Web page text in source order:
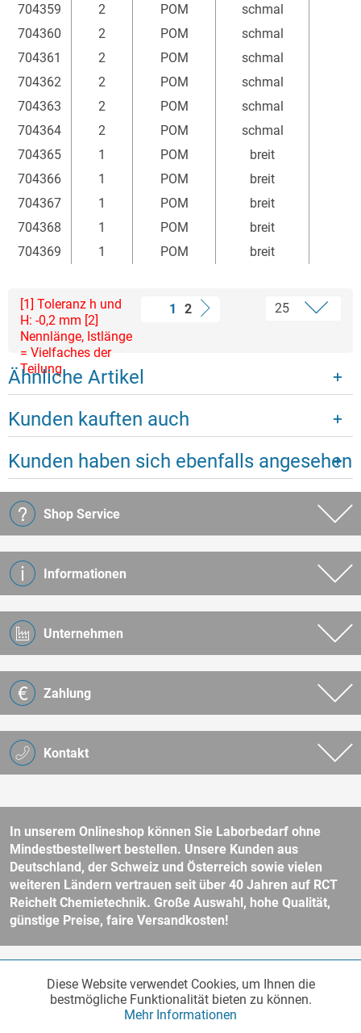
704359
2 POM schmal
704360
2 POM schmal
704361
2 POM schmal
704362
2 POM schmal
704363
2 POM schmal
704364
2 POM schmal
704365
1 POM breit
704366
1 POM breit
704367
1 POM breit
704368
1 POM breit
704369
1 POM breit
1 2
[1] Toleranz h und
H: -0,2 mm [2]
Nennlänge, Istlänge
= Vielfaches der
Teilung
Ähnliche Artikel
Kunden kauften auch
Kunden haben sich ebenfalls angesehen
Kontakt
Shop Service
Informationen
Unternehmen
Zahlung
In unserem Onlineshop können Sie Laborbedarf ohne
Mindestbestellwert bestellen. Unsere Kunden aus
Deutschland, der Schweiz und Österreich sowie vielen
weiteren Ländern vertrauen seit über 40 Jahren auf RCT
Reichelt Chemietechnik. Große Auswahl, hohe Qualität,
günstige Preise, faire Versandkosten!
und ggf. Nachnahmegebühren, wenn nicht anders beschrieben.
Unser Webshop richtet sich an Unternehmer, öffentliche Institute und
andere gewerbliche Kunden im Sinne des § 14 BGB. Kein Verkauf an
Funktionale Aktiv
Diese Website verwendet Cookies, um Ihnen die
bestmögliche Funktionalität bieten zu können.
Mehr Informationen